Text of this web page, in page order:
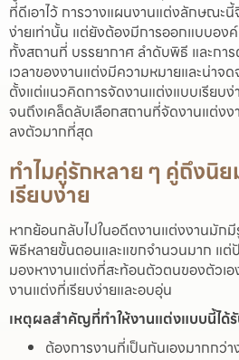
ที่ดีเอาไว้ การวางแผนงานแต่งลักษณะนี้
ง่ายเท่านั้น แต่ยังต้องมีการออกแบบอง
ทั้งสถานที่ บรรยากาศ ลำดับพิธี และกา
เวลาของงานแต่งมีความหมายและน่าจ
ตั้งแต่แนวคิดการจัดงานแต่งแบบเรียบ
จนถึงเคล็ดลับเลือกสถานที่จัดงานแต่ง
ลงตัวมากที่สุด
ทำไมคู่รักหลาย ๆ คู่ถึงนิ
เรียบง่าย
หากย้อนกลับไปในอดีตงานแต่งงานมัก
พิธีหลายขั้นตอนและแขกจำนวนมาก แต่
มองหางานแต่งที่สะท้อนตัวตนของตัวเ
งานแต่งที่เรียบง่ายและอบอุ่น
เหตุผลสำคัญที่ทำให้งานแต่งแบบนี้ได้
ต้องการงานที่เป็นกันเองมากกว่